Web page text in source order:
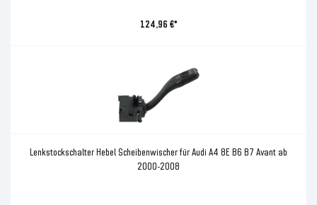
124,96 €*
Lenkstockschalter Hebel Scheibenwischer für Audi A4 8E B6 B7 Avant ab
2000-2008